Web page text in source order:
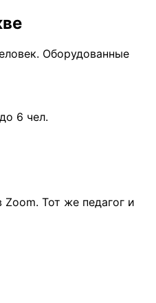
Оборудованные
6 чел.
Тот же педагог и